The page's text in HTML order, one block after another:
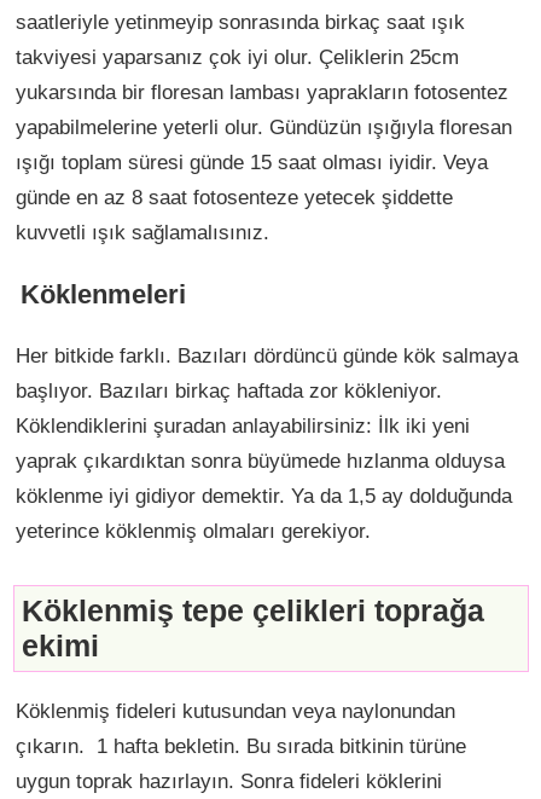
saatleriyle yetinmeyip sonrasında birkaç saat ışık
takviyesi yaparsanız çok iyi olur. Çeliklerin 25cm
yukarsında bir floresan lambası yaprakların fotosentez
yapabilmelerine yeterli olur. Gündüzün ışığıyla floresan
ışığı toplam süresi günde 15 saat olması iyidir. Veya
günde en az 8 saat fotosenteze yetecek şiddette
kuvvetli ışık sağlamalısınız.
Köklenmeleri
Her bitkide farklı. Bazıları dördüncü günde kök salmaya
başlıyor. Bazıları birkaç haftada zor kökleniyor.
Köklendiklerini şuradan anlayabilirsiniz: İlk iki yeni
yaprak çıkardıktan sonra büyümede hızlanma olduysa
köklenme iyi gidiyor demektir. Ya da 1,5 ay dolduğunda
yeterince köklenmiş olmaları gerekiyor.
Köklenmiş tepe çelikleri toprağa
ekimi
Köklenmiş fideleri kutusundan veya naylonundan
çıkarın. 1 hafta bekletin. Bu sırada bitkinin türüne
uygun toprak hazırlayın. Sonra fideleri köklerini